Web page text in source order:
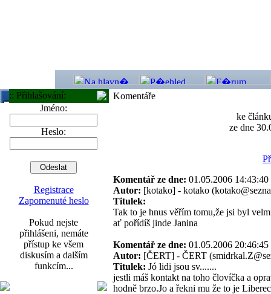
:: Přihlašování:
Jméno:
Heslo:
Registrace
Zapomenuté heslo
Pokud nejste
přihlášeni, nemáte
přístup ke všem
diskusím a dalším
funkcím...
Komentáře
ke
ze dne
Komentář ze dne: 01.05.2006
Autor: [kotako] - kotako
Titulek:
Tak to je hnus věřím tomu,že jsi byl
ať pořídíš jinde Janina
Komentář ze dne: 01.05.2006
Autor: [ČERT] - ČERT
Titulek: Jó lidi jsou sv.......
jestli máš kontakt na toho človíčka a
hodně brzo.Jo a řekni mu že to je